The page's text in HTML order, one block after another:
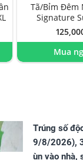
Tã/Bỉm Đêm
Signature
Mua
Trúng số
9/8/2026),
ùn vào nhà,